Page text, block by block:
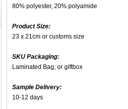
80% polyester, 20% polyamide
Product Size:
23 x 21cm or customs size
SKU Packaging:
Laminated Bag; or giftbox
Sample Delivery:
10-12 days